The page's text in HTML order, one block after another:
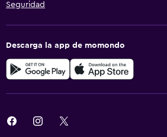
Seguridad
Descarga la app de momondo